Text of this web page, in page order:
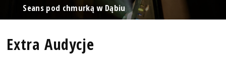
Seans pod chmurką w Dąbiu
Extra Audycje